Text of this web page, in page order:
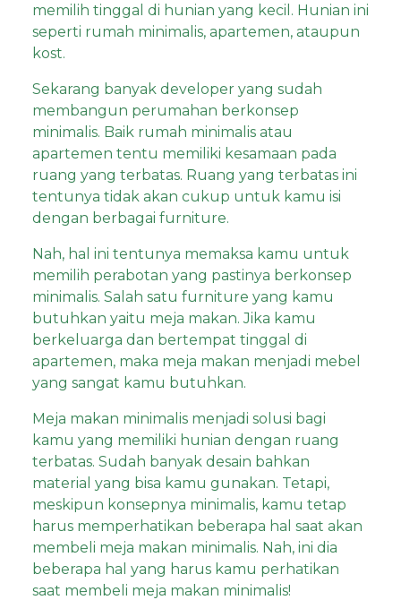
memilih tinggal di hunian yang kecil. Hunian ini
seperti rumah minimalis, apartemen, ataupun
kost.
Sekarang banyak developer yang sudah
membangun perumahan berkonsep
minimalis. Baik rumah minimalis atau
apartemen tentu memiliki kesamaan pada
ruang yang terbatas. Ruang yang terbatas ini
tentunya tidak akan cukup untuk kamu isi
dengan berbagai furniture.
Nah, hal ini tentunya memaksa kamu untuk
memilih perabotan yang pastinya berkonsep
minimalis. Salah satu furniture yang kamu
butuhkan yaitu meja makan. Jika kamu
berkeluarga dan bertempat tinggal di
apartemen, maka meja makan menjadi mebel
yang sangat kamu butuhkan.
Meja makan minimalis menjadi solusi bagi
kamu yang memiliki hunian dengan ruang
terbatas. Sudah banyak desain bahkan
material yang bisa kamu gunakan. Tetapi,
meskipun konsepnya minimalis, kamu tetap
harus memperhatikan beberapa hal saat akan
membeli meja makan minimalis. Nah, ini dia
beberapa hal yang harus kamu perhatikan
saat membeli meja makan minimalis!